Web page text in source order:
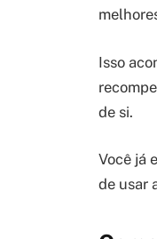
Isso
de si.
Você já
de usar